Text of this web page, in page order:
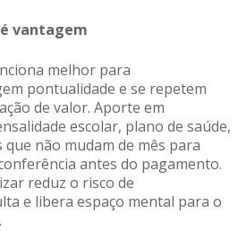
vantagem
melhor para
pontualidade e se repetem
de valor. Aporte em
escolar, plano de saúde,
não mudam de mês para
antes do pagamento.
reduz o risco de
e libera espaço mental para o